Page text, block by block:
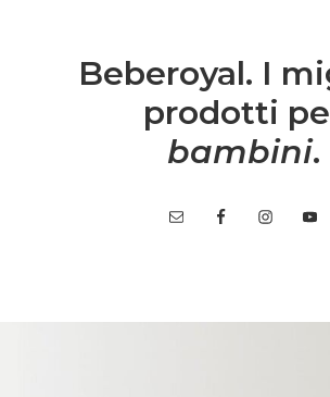
Beberoyal. I
prodotti
bambini.